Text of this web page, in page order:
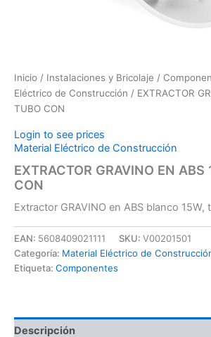
Inicio / Instalaciones y Bricolaje /
Eléctrico de Construcción / EXTRACTOR
TUBO CON
Login to see prices
Material Eléctrico de Construcción
EXTRACTOR GRAVINO EN ABS
CON
Extractor GRAVINO en ABS blanco 15W,
EAN: 5608409021111 SKU: V00201501
Categoría: Material Eléctrico de
Etiqueta: Componentes
Descripción